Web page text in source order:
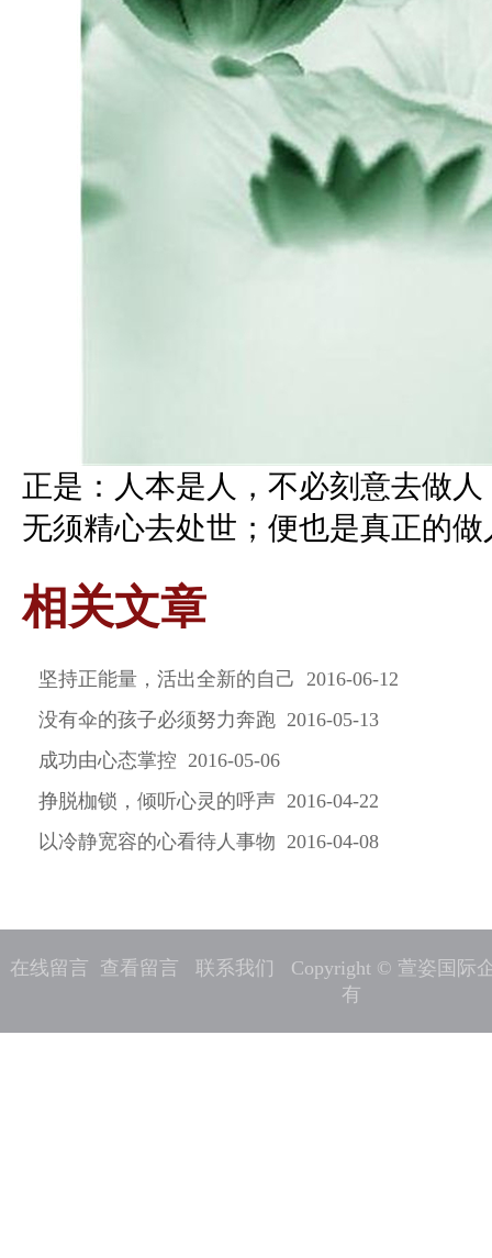
正是：人本是人，不必刻意去做
无须精心去处世；便也是真正的
相关文章
坚持正能量，活出全新的自己 2016-06-12
没有伞的孩子必须努力奔跑 2016-05-13
成功由心态掌控 2016-05-06
挣脱枷锁，倾听心灵的呼声 2016-04-22
以冷静宽容的心看待人事物 2016-04-08
在线留言 查看留言 联系我们
Copyright © 萱姿国际
有